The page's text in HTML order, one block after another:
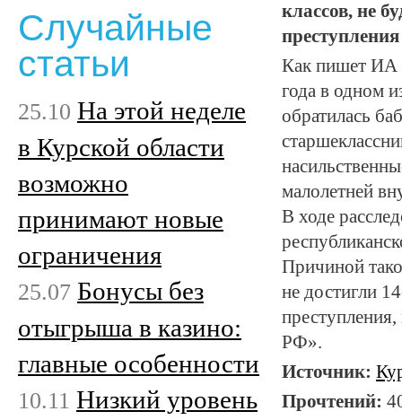
классов, не
Как пишет ИА
года в одном
обратилась
малолетней
В ходе
Причиной
не достигли
РФ».
Источник:
Прочтений:
Случайные
статьи
25.10 На этой неделе
в Курской области
возможно
принимают новые
ограничения
25.07 Бонусы без
отыгрыша в казино:
главные особенности
10.11 Низкий уровень